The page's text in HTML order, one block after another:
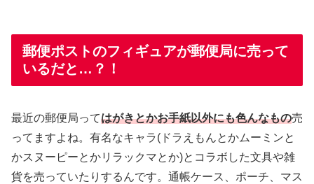
郵便ポストのフィギュアが郵便局に売って
いるだと…？！
最近の郵便局ってはがきとかお手紙以外にも色んなもの売
ってますよね。有名なキャラ(ドラえもんとかムーミンと
かスヌーピーとかリラックマとか)とコラボした文具や雑
貨を売っていたりするんです。通帳ケース、ポーチ、マス